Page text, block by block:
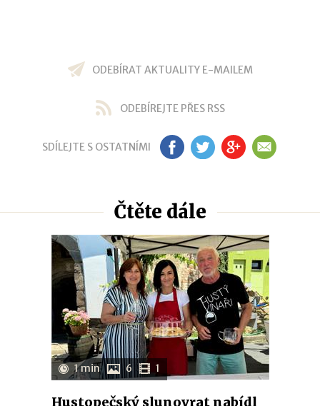
ODEBÍRAT AKTUALITY E-MAILEM
ODEBÍREJTE PŘES RSS
SDÍLEJTE S OSTATNÍMI FB TW GP EM
Čtěte dále
1 min 6 1
Hustopečský slunovrat nabídl